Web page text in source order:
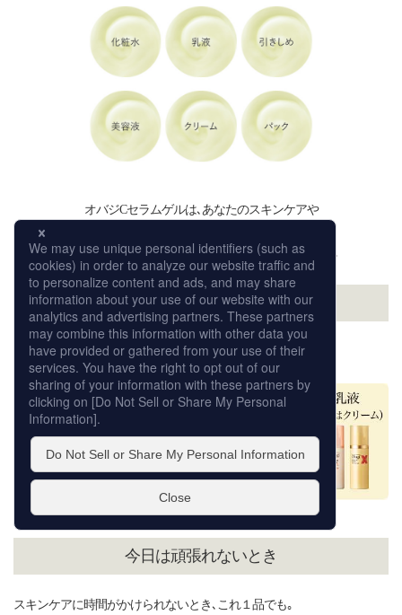
オバジCセラムゲルは､あなたのスキンケアや
どのステップにもご自由に取り入れていただけます｡
しっかりお手入れしたいとき
マルチな効果を＋αしていただけます｡
今日は頑張れないとき
スキンケアに時間がかけられないとき､これ１品でも｡